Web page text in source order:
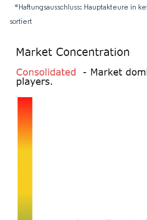
*Haftungsausschluss: Hauptakteure in
sortiert